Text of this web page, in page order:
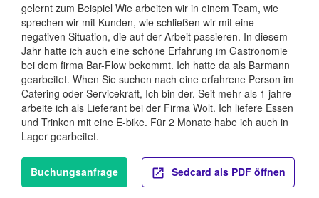
gelernt zum Beispiel Wie arbeiten wir in einem Team, wie
sprechen wir mit Kunden, wie schließen wir mit eine
negativen Situation, die auf der Arbeit passieren. In diesem
Jahr hatte ich auch eine schöne Erfahrung im Gastronomie
bei dem firma Bar-Flow bekommt. Ich hatte da als Barmann
gearbeitet. When Sie suchen nach eine erfahrene Person im
Catering oder Servicekraft, Ich bin der. Seit mehr als 1 jahre
arbeite ich als Lieferant bei der Firma Wolt. Ich liefere Essen
und Trinken mit eine E-bike. Für 2 Monate habe ich auch in
Lager gearbeitet.
Buchungsanfrage Sedcard als PDF öffnen